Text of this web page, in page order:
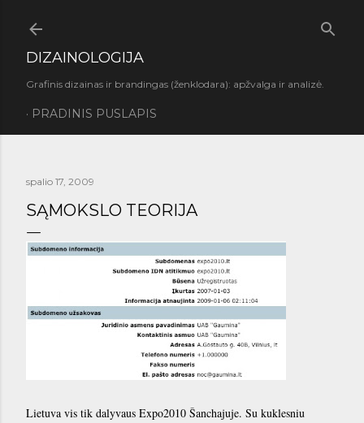
DIZAINOLOGIJA
Grafinis dizainas ir brandingas (ženklodara): apžvalga ir analizė.
PRADINIS PUSLAPIS
spalio 17, 2009
SĄMOKSLO TEORIJA
Lietuva vis tik dalyvaus Expo2010 Šanchajuje. Su kuklesniu